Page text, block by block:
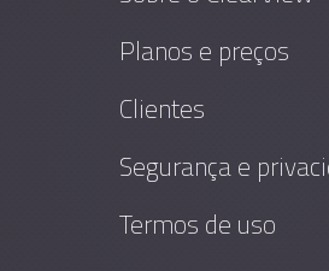
Planos e preços
Clientes
Segurança e
Termos de uso